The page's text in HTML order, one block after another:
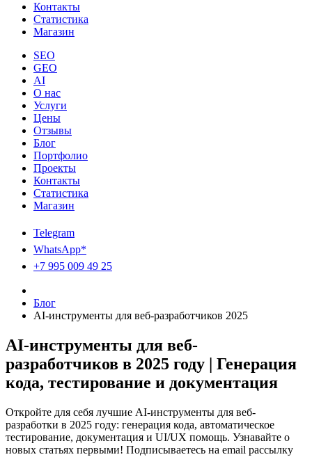
Контакты
Статистика
Магазин
SEO
GEO
AI
О нас
Услуги
Цены
Отзывы
Блог
Портфолио
Проекты
Контакты
Статистика
Магазин
Telegram
WhatsApp*
+7 995 009 49 25
Блог
AI-инструменты для веб-разработчиков 2025
AI-инструменты для веб-
разработчиков в 2025 году | Генерация
кода, тестирование и документация
Откройте для себя лучшие AI-инструменты для веб-
разработки в 2025 году: генерация кода, автоматическое
тестирование, документация и UI/UX помощь. Узнавайте о
новых статьях первыми! Подписываетесь на email рассылку